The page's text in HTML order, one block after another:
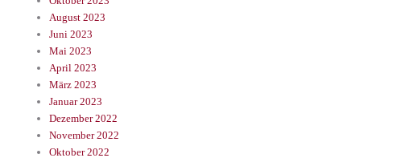
August 2023
Juni 2023
Mai 2023
April 2023
März 2023
Januar 2023
Dezember 2022
November 2022
Oktober 2022